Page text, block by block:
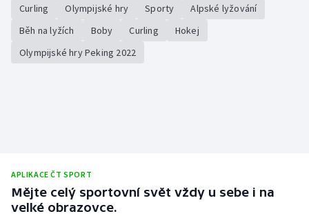
Curling
Olympijské hry Sporty
Alpské lyžování
Běh na lyžích
Boby Curling
Hokej
Olympijské hry Peking 2022
APLIKACE ČT SPORT
Mějte celý sportovní svět vždy u sebe i na
velké obrazovce.